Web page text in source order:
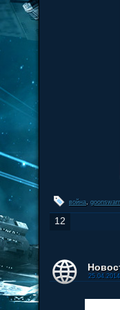
война
12